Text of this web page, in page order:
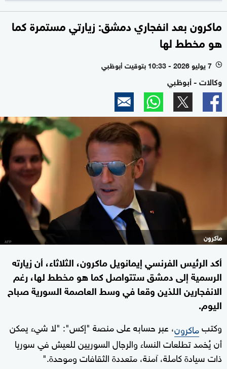
ماكرون بعد انفجاري دمشق: زيارتي مستمرة كما
هو مخطط لها
l 7 يوليو 2026 - 10:33 بتوقيت أبوظبي
وكالات - أبوظبي
ماكرون
أكد الرئيس الفرنسي إيمانويل ماكرون، الثلاثاء، أن زيارته
الرسمية إلى دمشق ستتواصل كما هو مخطط لها، رغم
الانفجارين اللذين وقعا في وسط العاصمة السورية صباح
اليوم.
وكتبماكرون، عبر حسابه على منصة "إكس": "لا شيء يمكن
أن يُخمد تطلعات النساء والرجال السوريين للعيش في سوريا
ذات سيادة كاملة، آمنة، متعددة الثقافات وموحدة."